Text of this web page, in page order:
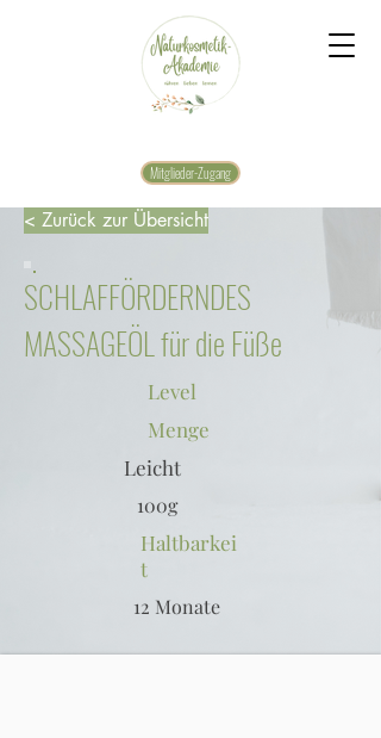
Mitglieder-Zugang
< Zurück zur Übersicht
SCHLAFFÖRDERNDES
MASSAGEÖL für die Füße
Level
Menge
Leicht
100g
Haltbarkei
t
12 Monate